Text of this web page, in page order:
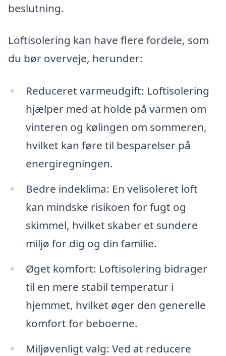
beslutning.
Loftisolering kan have flere fordele, som
du bør overveje, herunder:
Reduceret varmeudgift: Loftisolering
hjælper med at holde på varmen om
vinteren og kølingen om sommeren,
hvilket kan føre til besparelser på
energiregningen.
Bedre indeklima: En velisoleret loft
kan mindske risikoen for fugt og
skimmel, hvilket skaber et sundere
miljø for dig og din familie.
Øget komfort: Loftisolering bidrager
til en mere stabil temperatur i
hjemmet, hvilket øger den generelle
komfort for beboerne.
Miljøvenligt valg: Ved at reducere